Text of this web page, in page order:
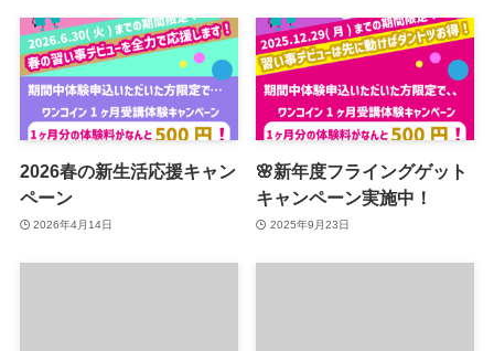
2026春の新生活応援キャン
ペーン
2026年4月14日
🌸新年度フライングゲット
キャンペーン実施中！
2025年9月23日